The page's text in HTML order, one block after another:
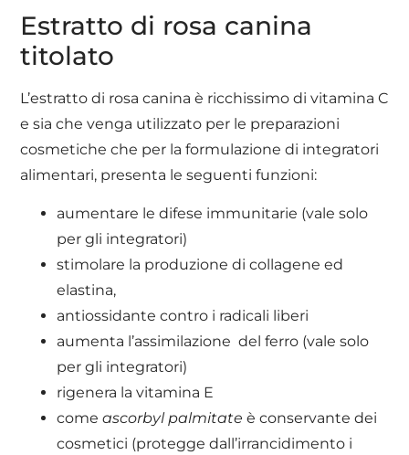
Estratto di rosa canina
titolato
L’estratto di rosa canina è ricchissimo di vitamina C
e sia che venga utilizzato per le preparazioni
cosmetiche che per la formulazione di integratori
alimentari, presenta le seguenti funzioni:
aumentare le difese immunitarie (vale solo
per gli integratori)
stimolare la produzione di collagene ed
elastina,
antiossidante contro i radicali liberi
aumenta l’assimilazione del ferro (vale solo
per gli integratori)
rigenera la vitamina E
comeascorbyl palmitate è conservante dei
cosmetici (protegge dall’irrancidimento i